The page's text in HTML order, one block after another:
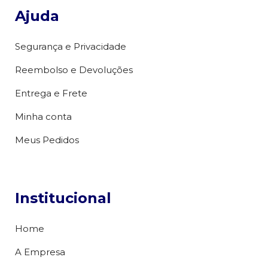
Ajuda
Segurança e Privacidade
Reembolso e Devoluções
Entrega e Frete
Minha conta
Meus Pedidos
Institucional
Home
A Empresa